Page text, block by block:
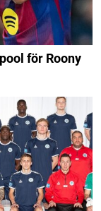
för Roony